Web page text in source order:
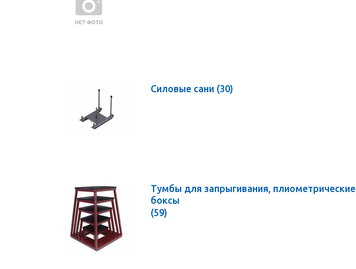
Силовые сани (30)
Тумбы для запрыгивания, плиометрические
боксы
(59)